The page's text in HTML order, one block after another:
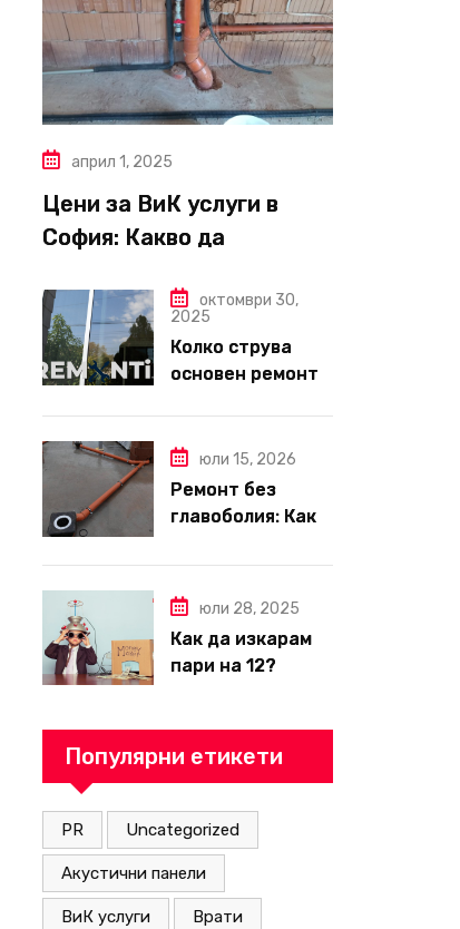
април 1, 2025
Цени за ВиК услуги в
София: Какво да
октомври 30,
2025
Колко струва
основен ремонт
пълен наръчник
за планиране и
бюджет
юли 15, 2026
Ремонт без
главоболия: Как
надеждна фирма
за вътрешни
ремонти във
Варна
юли 28, 2025
Как да изкарам
пари на 12?
Популярни етикети
PR Uncategorized
Акустични панели
ВиК услуги Врати